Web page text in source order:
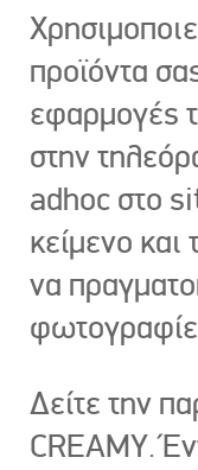
προϊόντα
εφαρμογές
στην
adhoc στο
κείμενο
να
Δείτε την
CREAMY.